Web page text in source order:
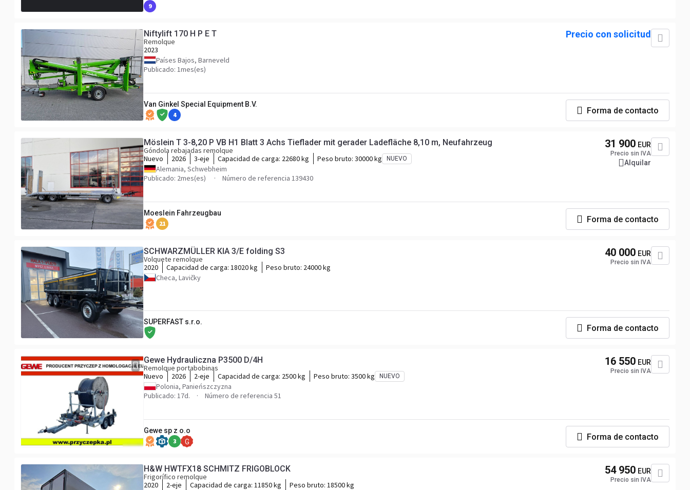
9
Niftylift 170 H P E T
Remolque
2023
Países Bajos, Barneveld
Publicado: 1mes(es)
Precio con solicitud
Van Ginkel Special Equipment B.V.
4 Forma de contacto
Möslein T 3-8,20 P VB H1 Blatt 3 Achs Tieflader mit gerader Ladefläche 8,10 m, Neufahrzeug
Góndola rebajadas remolque
Nuevo
2026 3-eje Capacidad de carga: 22680 kg Peso bruto: 30000 kg NUEVO
Alemania, Schwebheim
Publicado: 2mes(es)
Número de referencia 139430
31 900 EUR
Precio sin IVA
Alquilar
Moeslein Fahrzeugbau
21 Forma de contacto
SCHWARZMÜLLER KIA 3/E folding S3
Volquete remolque
2020
Capacidad de carga: 18020 kg Peso bruto: 24000 kg
Checa, Lavičky
40 000 EUR
Precio sin IVA
SUPERFAST s.r.o.
Forma de contacto
Gewe Hydrauliczna P3500 D/4H
Remolque portabobinas
Nuevo
2026 2-eje Capacidad de carga: 2500 kg Peso bruto: 3500 kg NUEVO
Polonia, Panieńszczyzna
Publicado: 17d.
Número de referencia 51
16 550 EUR
Precio sin IVA
Gewe sp z o.o
3 G
Forma de contacto
H&W HWTFX18 SCHMITZ FRIGOBLOCK
Frigorífico remolque
2020
2-eje Capacidad de carga: 11850 kg Peso bruto: 18500 kg
54 950 EUR
Precio sin IVA